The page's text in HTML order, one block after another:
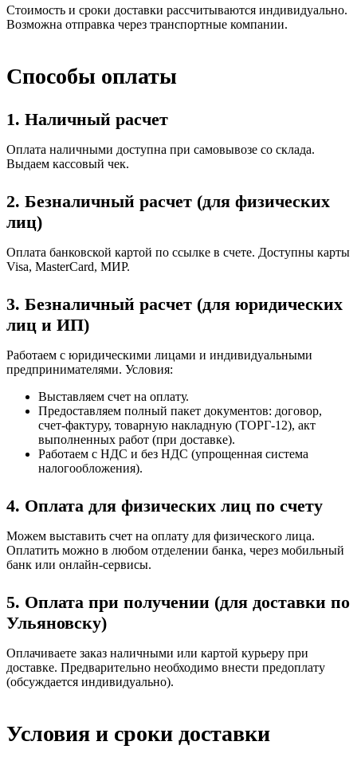
Стоимость и сроки доставки рассчитываются индивидуально.
Возможна отправка через транспортные компании.
Способы оплаты
1. Наличный расчет
Оплата наличными доступна при самовывозе со склада.
Выдаем кассовый чек.
2. Безналичный расчет (для физических
лиц)
Оплата банковской картой по ссылке в счете. Доступны карты
Visa, MasterCard, МИР.
3. Безналичный расчет (для юридических
лиц и ИП)
Работаем с юридическими лицами и индивидуальными
предпринимателями. Условия:
Выставляем счет на оплату.
Предоставляем полный пакет документов: договор,
счет-фактуру, товарную накладную (ТОРГ-12), акт
выполненных работ (при доставке).
Работаем с НДС и без НДС (упрощенная система
налогообложения).
4. Оплата для физических лиц по счету
Можем выставить счет на оплату для физического лица.
Оплатить можно в любом отделении банка, через мобильный
банк или онлайн-сервисы.
5. Оплата при получении (для доставки по
Ульяновску)
Оплачиваете заказ наличными или картой курьеру при
доставке. Предварительно необходимо внести предоплату
(обсуждается индивидуально).
Условия и сроки доставки